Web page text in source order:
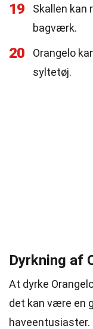
19
Skallen kan
bagværk.
20
Orangelo
syltetøj.
Dyrkning af
At dyrke
det kan være en
haveentusiaster.